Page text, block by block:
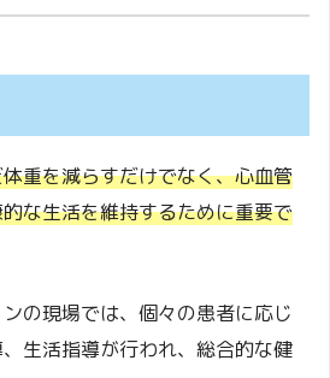
重を減らすだけでなく、心血管
な生活を維持するために重要で
の現場では、個々の患者に応じ
生活指導が行われ、総合的な健